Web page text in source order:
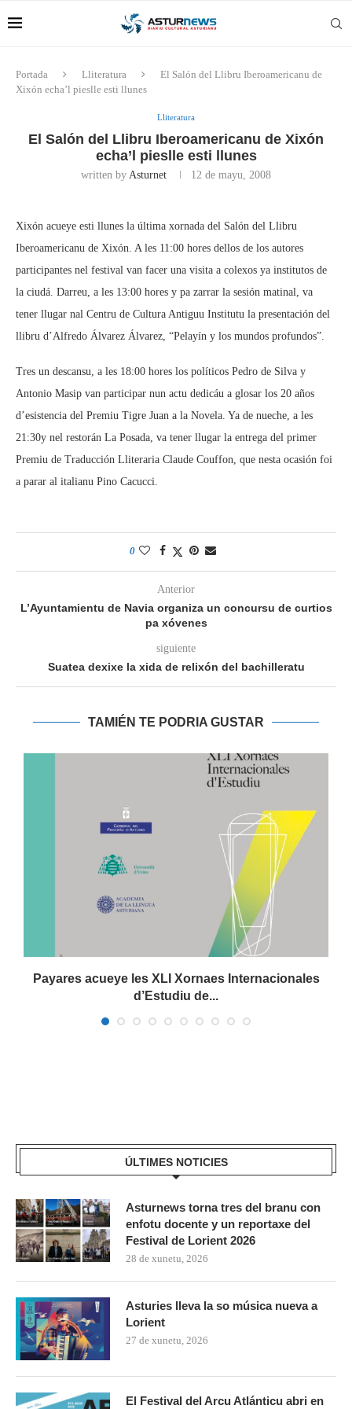
Portada Lliteratura
El Salón del Llibru Iberoamericanu de
Xixón echa’l pieslle esti llunes
Lliteratura
El Salón del Llibru Iberoamericanu de Xixón
echa’l pieslle esti llunes
written by Asturnet 12 de mayu, 2008
Xixón acueye esti llunes la última xornada del Salón del Llibru
Iberoamericanu de Xixón. A les 11:00 hores dellos de los autores
participantes nel festival van facer una visita a colexos ya institutos de
la ciudá. Darreu, a les 13:00 hores y pa zarrar la sesión matinal, va
tener llugar nal Centru de Cultura Antiguu Institutu la presentación del
llibru d’Alfredo Álvarez Álvarez, “Pelayín y los mundos profundos”.
Tres un descansu, a les 18:00 hores los políticos Pedro de Silva y
Antonio Masip van participar nun actu dedicáu a glosar los 20 años
d’esistencia del Premiu Tigre Juan a la Novela. Ya de nueche, a les
21:30y nel restorán La Posada, va tener llugar la entrega del primer
Premiu de Traducción Lliteraria Claude Couffon, que nesta ocasión foi
a parar al italianu Pino Cacucci.
0
Anterior
L’Ayuntamientu de Navia organiza un concursu de curtios
pa xóvenes
siguiente
Suatea dexixe la xida de relixón del bachilleratu
TAMIÉN TE PODRIA GUSTAR
Payares acueye les XLI Xornaes Internacionales
d’Estudiu de...
ÚLTIMES NOTICIES
Asturnews torna tres del branu con
enfotu docente y un reportaxe del
Festival de Lorient 2026
28 de xunetu, 2026
Asturies lleva la so música nueva a
Lorient
27 de xunetu, 2026
El Festival del Arcu Atlánticu abri en